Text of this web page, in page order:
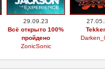
29.09.23
Всё открыто 100%
пройдено
ZonicSonic